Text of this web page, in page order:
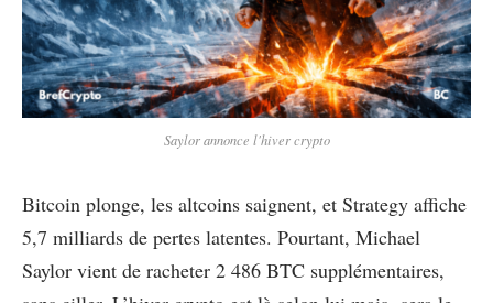
Saylor annonce l'hiver crypto
Bitcoin plonge, les altcoins saignent, et Strategy affiche
5,7 milliards de pertes latentes. Pourtant, Michael
Saylor vient de racheter 2 486 BTC supplémentaires,